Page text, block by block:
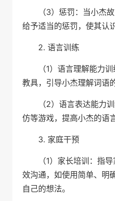
（3）惩罚：当小杰
给予适当的惩罚，使其认
2. 语言训练
（1）语言理解能力
教具，引导小杰理解词语
（2）语言表达能力
仿等游戏，提高小杰的语
3. 家庭干预
（1）家长培训：指
效沟通，如使用简单、明
自己的想法。